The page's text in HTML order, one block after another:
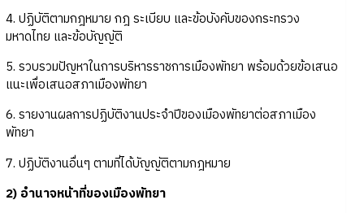
4. ปฏิบัติตามกฎหมาย กฎ ระเบียบ และข้อบังคับของกระทรวง
มหาดไทย และข้อบัญญัติ
5. รวบรวมปัญหาในการบริหารราชการเมืองพัทยา พร้อมด้วยข้อเสนอ
แนะเพื่อเสนอสภาเมืองพัทยา
6. รายงานผลการปฏิบัติงานประจำปีของเมืองพัทยาต่อสภาเมือง
พัทยา
7. ปฏิบัติงานอื่นๆ ตามที่ได้บัญญัติตามกฎหมาย
2) อำนาจหน้าที่ของเมืองพัทยา